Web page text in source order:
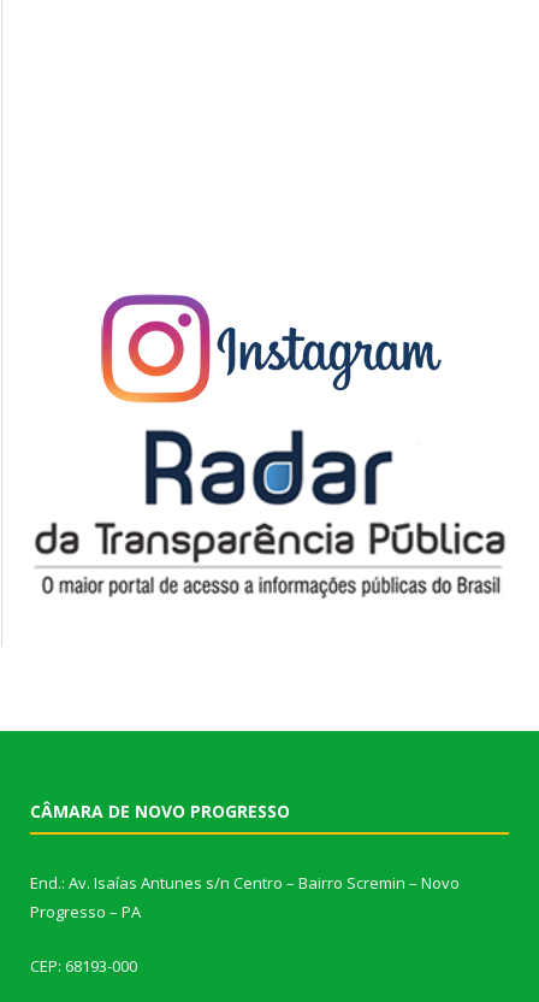
CÂMARA DE NOVO PROGRESSO
End.: Av. Isaías Antunes s/n Centro – Bairro Scremin – Novo
Progresso – PA
CEP: 68193-000